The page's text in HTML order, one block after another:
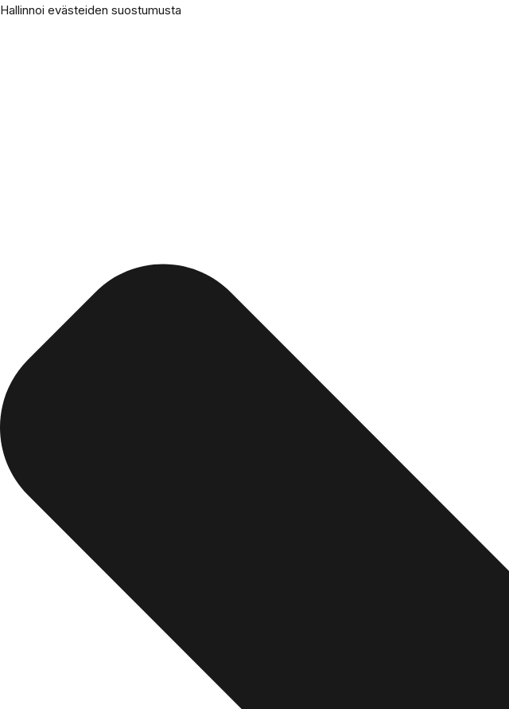
Hallinnoi evästeiden suostumusta